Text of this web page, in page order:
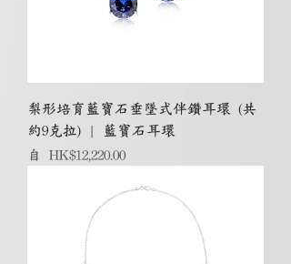
梨形培育藍寶石垂墜式伴鑽耳環 (共
約9克拉) | 藍寶石耳環
自 HK$12,220.00
促銷價格